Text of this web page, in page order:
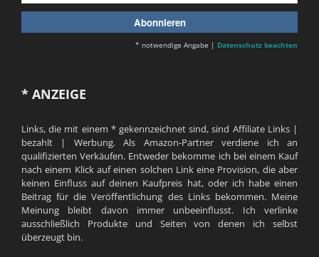
* notwendige Angabe | Datenschutz beachten
* ANZEIGE
Links, die mit einem * gekennzeichnet sind, sind Affiliate Links |
bezahlt | Werbung. Als Amazon-Partner verdiene ich an
qualifizierten Verkäufen. Entweder bekomme ich bei einem Kauf
nach einem Klick auf einen solchen Link eine Provision, die aber
keinen Einfluss auf deinen Kaufpreis hat, oder ich habe einen
Beitrag für die Veröffentlichung des Links bekommen. Meine
Meinung bleibt davon immer unbeeinflusst. Ich verlinke
ausschließlich Produkte und Seiten von denen ich selbst
überzeugt bin.